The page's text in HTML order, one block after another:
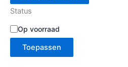
Status
B
e
c
Op voorraad
Toepassen